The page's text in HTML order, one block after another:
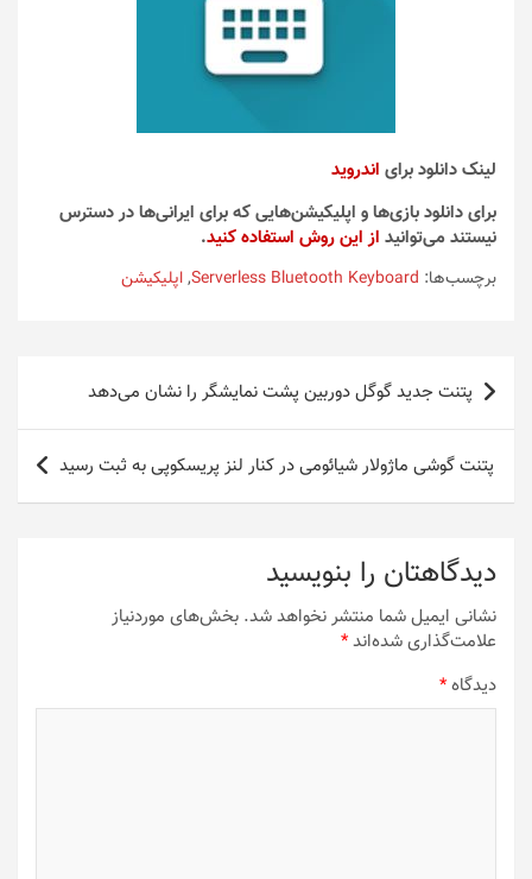
لینک دانلود برای اندروید
برای دانلود بازی‌ها و اپلیکیشن‌هایی که برای ایرانی‌ها در دسترس
نیستند می‌توانید از این روش استفاده کنید.
برچسب‌ها: Serverless Bluetooth Keyboard
,اپلیکیشن
راهبری
نوشته
پتنت جدید گوگل دوربین پشت نمایشگر را نشان می‌دهد
پتنت گوشی ماژولار شیائومی در کنار لنز پریسکوپی به ثبت رسید
دیدگاهتان را بنویسید
نشانی ایمیل شما منتشر نخواهد شد. بخش‌های موردنیاز
علامت‌گذاری شده‌اند*
دیدگاه*